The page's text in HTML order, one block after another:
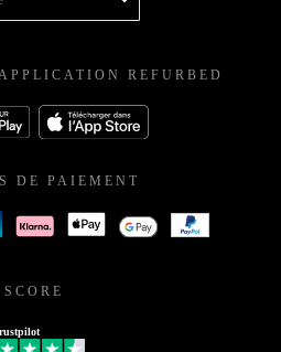
REFURBED
DE PAIEMENT
SCORE